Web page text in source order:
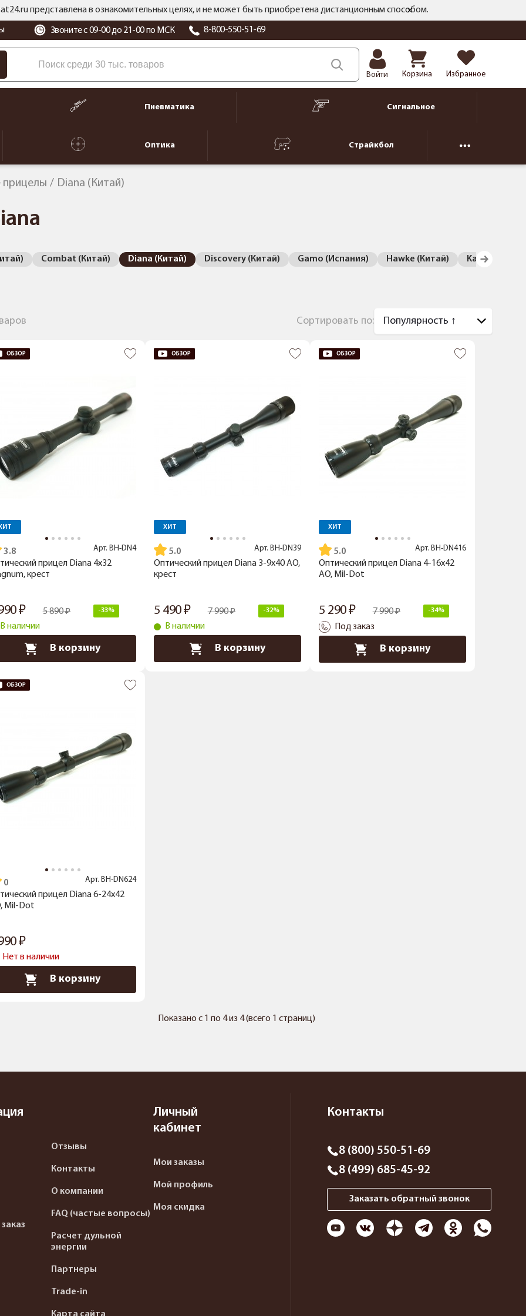
представлена в ознакомительных целях, и не может быть приобретена дистанционным способом.
Звоните с 09-00 до 21-00 по МСК 8-800-550-51-69
Войти Корзина Избранное
Пневматика Сигнальное
Оптика Страйкбол
прицелы Diana (Китай)
Combat (Китай) Diana (Китай) Discovery (Китай) Gamo (Испания) Hawke (Китай) Kandar
Сортировать по:
3.8 Арт. BH-DN4
прицел Diana 4x32
крест
5 890 -33%
В наличии
В корзину
ХИТ
5.0 Арт. BH-DN39
Оптический прицел Diana 3-9x40 AO,
крест
5 490 7 990 -32%
В наличии
В корзину
ХИТ
5.0 Арт. BH-DN416
Оптический прицел Diana 4-16x42
AO, Mil-Dot
5 290 7 990 -34%
Под заказ
В корзину
Арт. BH-DN624
прицел Diana 6-24x42
Mil-Dot
Нет в наличии
В корзину
Показано с 1 по 4 из 4 (всего 1 страниц)
Отзывы
Контакты
О компании
FAQ (частые вопросы)
Расчет дульной
энергии
Партнеры
Trade-in
Личный
кабинет
Мои заказы
Мой профиль
Моя скидка
Контакты
8 (800) 550-51-69
8 (499) 685-45-92
Заказать обратный звонок